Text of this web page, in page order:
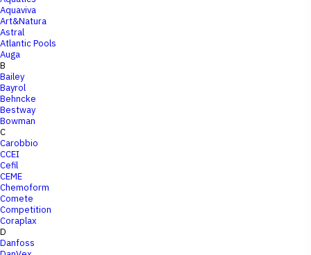
Aquaviva
Art&Natura
Astral
Atlantic Pools
Auga
B
Bailey
Bayrol
Behncke
Bestway
Bowman
C
Carobbio
CCEI
Cefil
CEME
Chemoform
Comete
Competition
Coraplax
D
Danfoss